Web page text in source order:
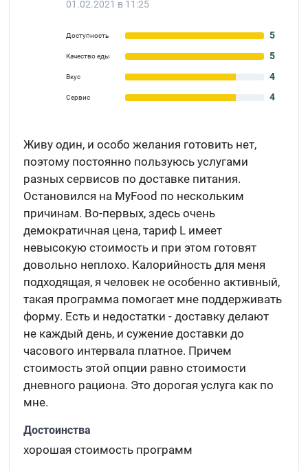
01.02.2021 в 11:25
Доступность 5
Качество еды 5
Вкус 4
Сервис 4
Живу один, и особо желания готовить нет,
поэтому постоянно пользуюсь услугами
разных сервисов по доставке питания.
Остановился на MyFood по нескольким
причинам. Во-первых, здесь очень
демократичная цена, тариф L имеет
невысокую стоимость и при этом готовят
довольно неплохо. Калорийность для меня
подходящая, я человек не особенно активный,
такая программа помогает мне поддерживать
форму. Есть и недостатки - доставку делают
не каждый день, и сужение доставки до
часового интервала платное. Причем
стоимость этой опции равно стоимости
дневного рациона. Это дорогая услуга как по
мне.
Достоинства
хорошая стоимость программ